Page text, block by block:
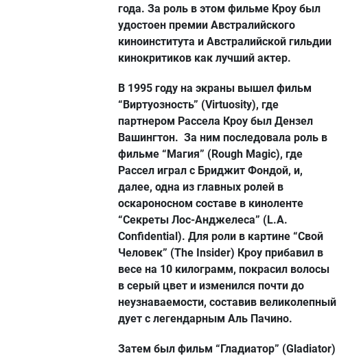
года. За роль в этом фильме Кроу был
удостоен премии Австралийского
киноинститута и Австралийской гильдии
кинокритиков как лучший актер.
В 1995 году на экраны вышел фильм
“Виртуозность” (Virtuosity), где
партнером Рассела Кроу был Дензел
Вашингтон. За ним последовала роль в
фильме “Магия” (Rough Magic), где
Рассел играл с Бриджит Фондой, и,
далее, одна из главных ролей в
оскароносном составе в киноленте
“Секреты Лос-Анджелеса” (L.A.
Confidential). Для роли в картине “Свой
Человек” (The Insider) Кроу прибавил в
весе на 10 килограмм, покрасил волосы
в серый цвет и изменился почти до
неузнаваемости, составив великолепный
дует с легендарным Аль Пачино.
Затем был фильм “Гладиатор” (Gladiator)